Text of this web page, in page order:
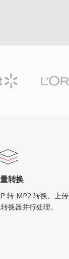
转换
转 MP2 转换。上传
换器并行处理。